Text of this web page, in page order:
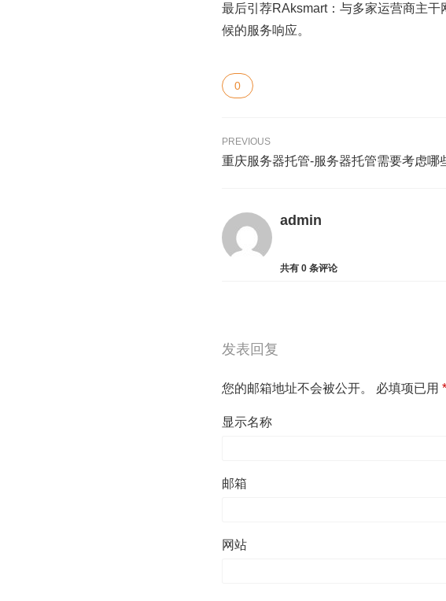
最后引荐RAksmart：与多家运营商主
候的服务响应。
0
PREVIOUS
重庆服务器托管-服务器托管需要考虑哪
admin
共有 0 条评论
发表回复
您的邮箱地址不会被公开。 必填项已用 *
显示名称
邮箱
网站